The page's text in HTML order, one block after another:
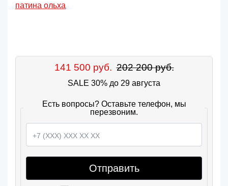
141 500 руб. 202 200 руб.
SALE 30% до 29 августа
Есть вопросы? Оставьте телефон, мы
перезвоним.
Отправить